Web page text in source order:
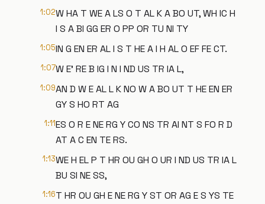
1:02W HA T WE A LS O T AL K A BO UT, WH IC H
I S A BI GG ER O PP OR TU NI TY
1:05IN G EN ER AL I S T HE A I H AL O EF FE CT.
1:07W E' RE B IG I N I ND US TR IA L,
1:09AN D W E AL L K NO W A BO UT T HE EN ER
GY S HO RT AG
1:11ES O R E NE RG Y CO NS TR AI NT S FO R D
AT A C EN TE RS.
1:13WE H EL P T HR OU GH O UR I ND US TR IA L
BU SI NE SS,
1:16T HR OU GH E NE RG Y ST OR AG E S YS TE